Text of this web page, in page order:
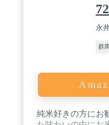
永
群
純米好きの方にお